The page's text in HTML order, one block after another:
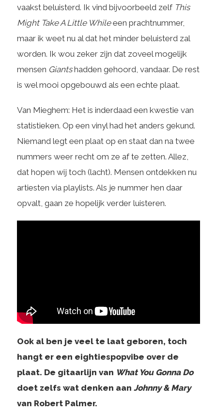
vaakst beluisterd. Ik vind bijvoorbeeld zelf This
Might Take A Little Whileeen prachtnummer,
maar ik weet nu al dat het minder beluisterd zal
worden. Ik wou zeker zijn dat zoveel mogelijk
mensen Giantshadden gehoord, vandaar. De rest
is wel mooi opgebouwd als een echte plaat.
Van Mieghem: Het is inderdaad een kwestie van
statistieken. Op een vinyl had het anders gekund.
Niemand legt een plaat op en staat dan na twee
nummers weer recht om ze af te zetten. Allez,
dat hopen wij toch (lacht). Mensen ontdekken nu
artiesten via playlists. Als je nummer hen daar
opvalt, gaan ze hopelijk verder luisteren.
Ook al ben je veel te laat geboren, toch
hangt er een eightiespopvibe over de
plaat. De gitaarlijn van What You Gonna Do
doet zelfs wat denken aan Johnny & Mary
van Robert Palmer.